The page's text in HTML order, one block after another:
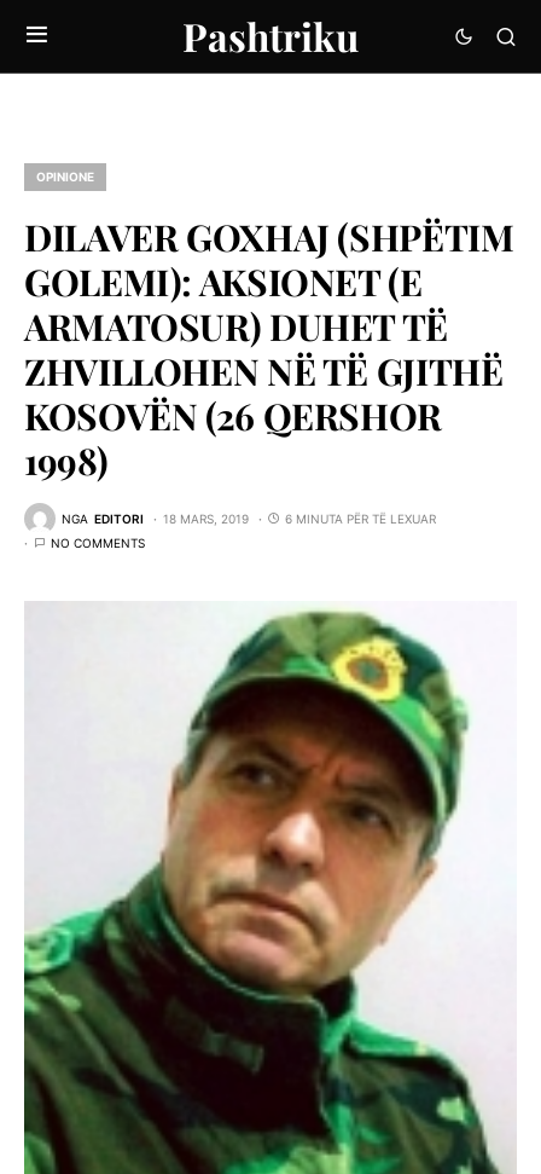
Pashtriku
OPINIONE
DILAVER GOXHAJ (SHPËTIM
GOLEMI): AKSIONET (E
ARMATOSUR) DUHET TË
ZHVILLOHEN NË TË GJITHË
KOSOVËN (26 QERSHOR
1998)
NGA EDITORI 18 MARS, 2019
6 MINUTA PËR TË LEXUAR
NO COMMENTS